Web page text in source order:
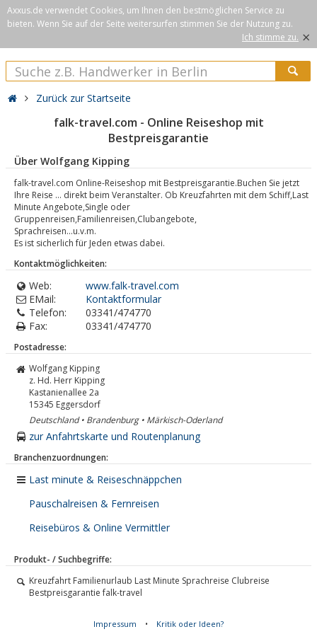
Axxus.de verwendet Cookies, um Ihnen den bestmöglichen Service zu
bieten. Wenn Sie auf der Seite weitersurfen stimmen Sie der Nutzung zu.
Ich stimme zu. ×
Zurück zur Startseite
falk-travel.com - Online Reiseshop mit
Bestpreisgarantie
Über Wolfgang Kipping
falk-travel.com Online-Reiseshop mit Bestpreisgarantie.Buchen Sie jetzt
Ihre Reise ... direkt beim Veranstalter. Ob Kreuzfahrten mit dem Schiff,Last
Minute Angebote,Single oder
Gruppenreisen,Familienreisen,Clubangebote,
Sprachreisen...u.v.m.
Es ist sicherlich für Jeden etwas dabei.
Kontaktmöglichkeiten:
Web:
www.falk-travel.com
EMail:
Kontaktformular
Telefon:
03341/474770
Fax:
03341/474770
Postadresse:
Wolfgang Kipping
z. Hd. Herr Kipping
Kastanienallee 2a
15345 Eggersdorf
Deutschland • Brandenburg • Märkisch-Oderland
zur Anfahrtskarte und Routenplanung
Branchenzuordnungen:
Last minute & Reiseschnäppchen
Pauschalreisen & Fernreisen
Reisebüros & Online Vermittler
Produkt- / Suchbegriffe:
Kreuzfahrt Familienurlaub Last Minute Sprachreise Clubreise
Bestpreisgarantie falk-travel
Impressum • Kritik oder Ideen?